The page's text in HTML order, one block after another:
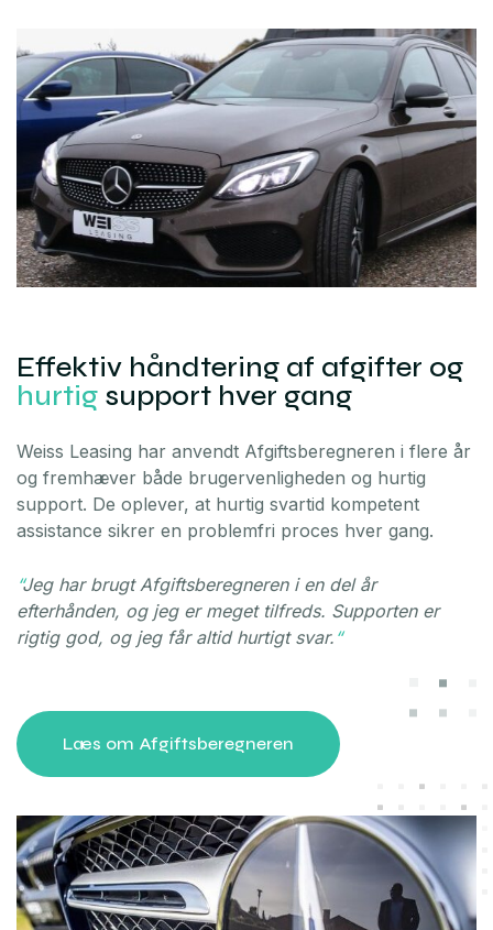
Effektiv håndtering af afgifter og
hurtig support hver gang
Weiss Leasing har anvendt Afgiftsberegneren i flere år
og fremhæver både brugervenligheden og hurtig
support. De oplever, at hurtig svartid kompetent
assistance sikrer en problemfri proces hver gang.
“Jeg har brugt Afgiftsberegneren i en del år
efterhånden, og jeg er meget tilfreds. Supporten er
rigtig god, og jeg får altid hurtigt svar. “
Læs om Afgiftsberegneren